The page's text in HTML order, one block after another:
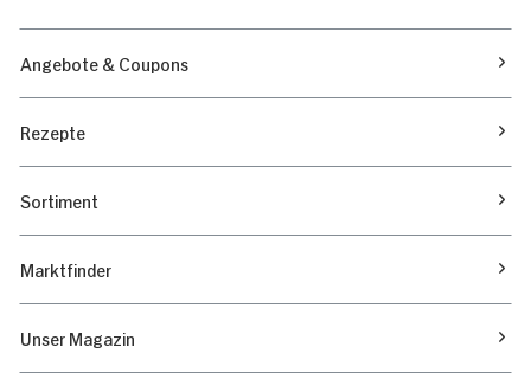
Angebote & Coupons
Rezepte
Sortiment
Marktfinder
Unser Magazin